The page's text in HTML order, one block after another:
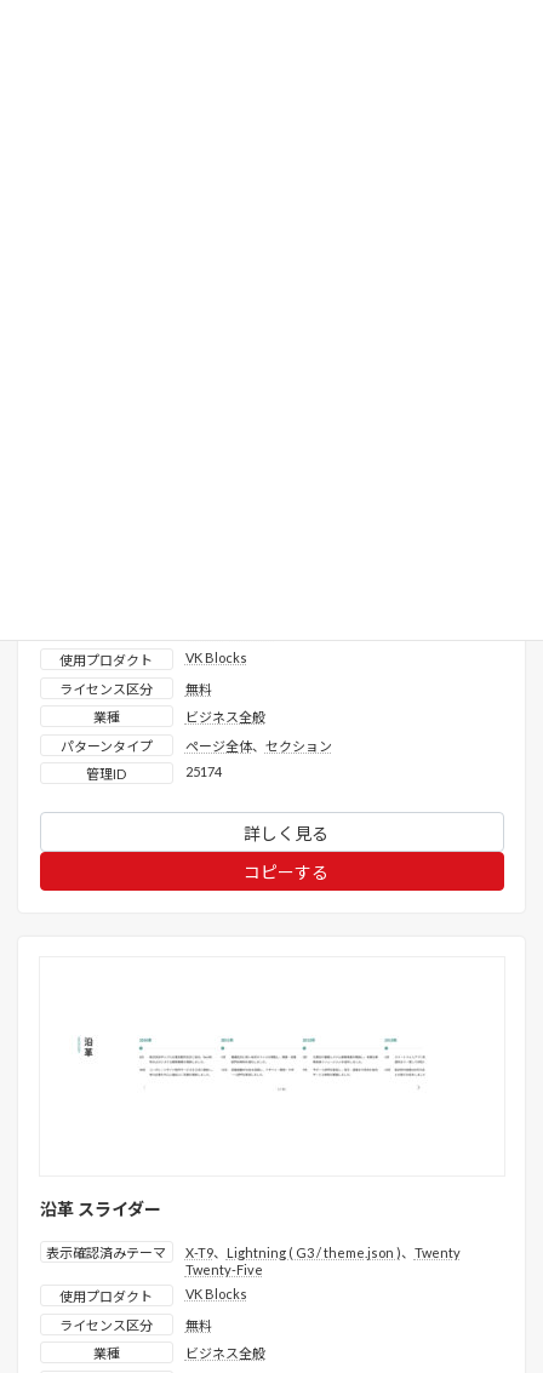
使用プロダクト
VK Blocks
ライセンス区分
無料
業種
ビジネス全般
パターンタイプ
ページ全体、 セクション
管理ID
25174
詳しく見る
コピーする
沿革 スライダー
表示確認済みテーマ X-T9、 Lightning ( G3 / theme.json )、 Twenty
Twenty-Five
使用プロダクト
VK Blocks
ライセンス区分
無料
業種
ビジネス全般